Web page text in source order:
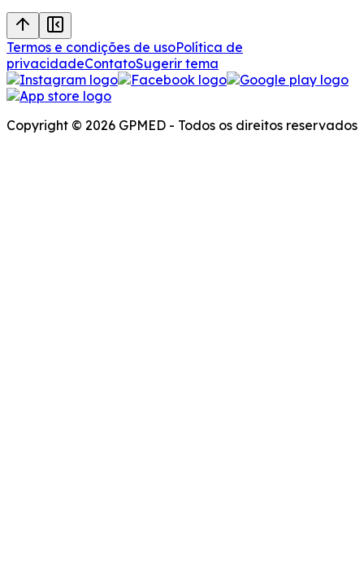
Termos e condições de usoPolítica de
privacidadeContatoSugerir tema
Copyright © 2026 GPMED - Todos os direitos reservados